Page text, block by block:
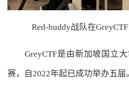
Red-buddy战队在
GreyCTF是由新加坡国立大
赛，自2022年起已成功举办五届